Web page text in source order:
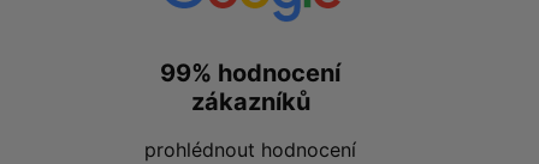
99% hodnocení
zákazníků
prohlédnout hodnocení